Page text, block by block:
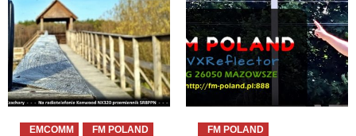
EMCOMM
FM POLAND
FM POLAND